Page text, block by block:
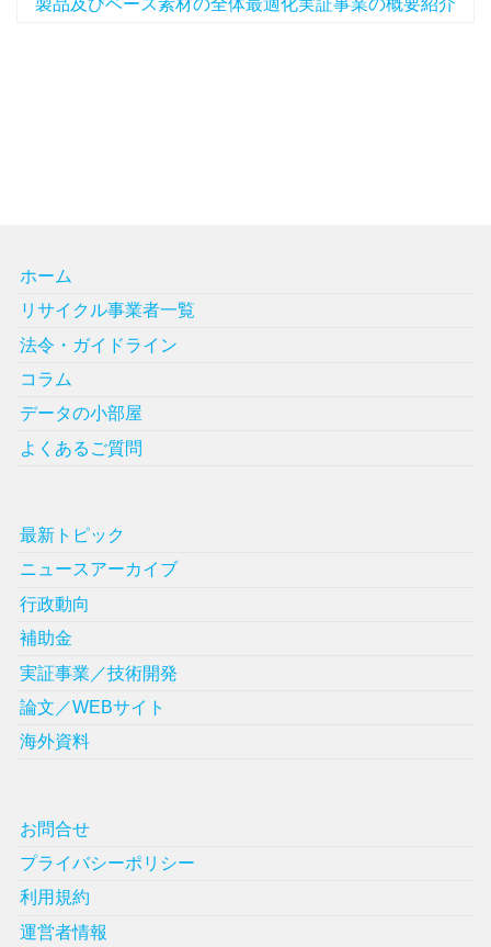
ホーム
リサイクル事業者一覧
法令・ガイドライン
コラム
データの小部屋
よくあるご質問
最新トピック
ニュースアーカイブ
行政動向
補助金
実証事業／技術開発
論文／WEBサイト
海外資料
お問合せ
プライバシーポリシー
利用規約
運営者情報